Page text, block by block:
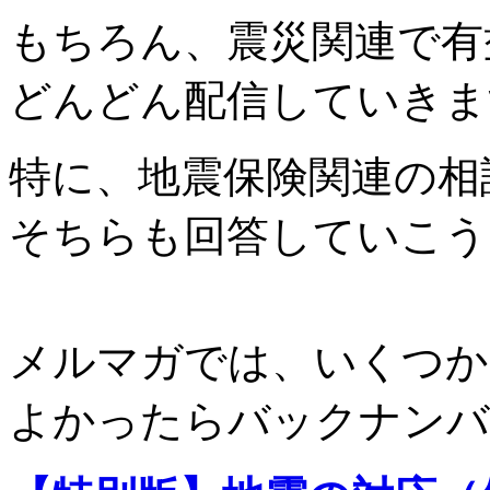
もちろん、震災関連で
どんどん配信していき
特に、地震保険関連の
そちらも回答していこ
メルマガでは、いくつ
よかったらバックナン